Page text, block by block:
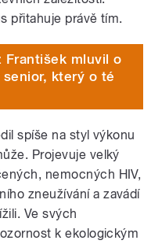
přitahuje právě tím.
František mluvil o
který o té
spíše na styl výkonu
Projevuje velký
nemocných HIV,
zneužívání a zavádí
Ve svých
k ekologickým